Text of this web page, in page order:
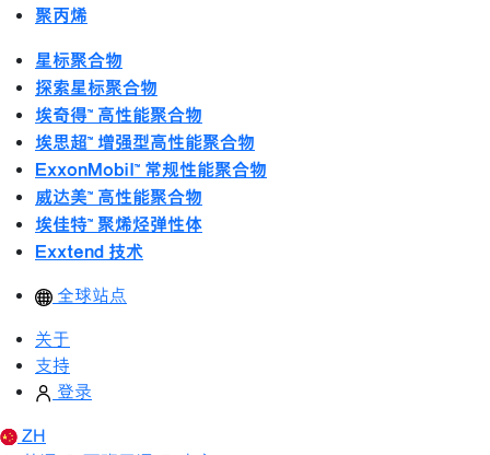
聚丙烯
星标聚合物
探索星标聚合物
埃奇得™ 高性能聚合物
埃思超™ 增强型高性能聚合物
ExxonMobil™ 常规性能聚合物
威达美™ 高性能聚合物
埃佳特™ 聚烯烃弹性体
Exxtend 技术
全球站点
关于
支持
登录
ZH